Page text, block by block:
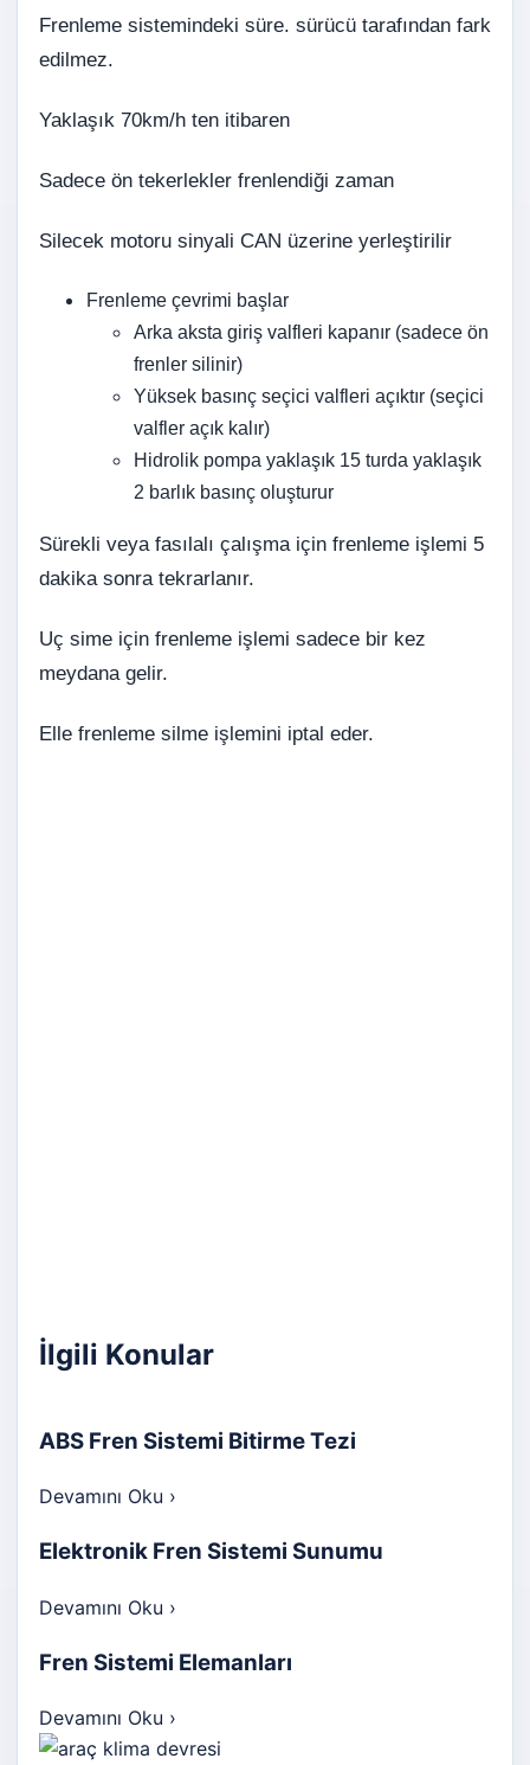
Frenleme sistemindeki süre. sürücü tarafından fark
edilmez.
Yaklaşık 70km/h ten itibaren
Sadece ön tekerlekler frenlendiği zaman
Silecek motoru sinyali CAN üzerine yerleştirilir
Frenleme çevrimi başlar
Arka aksta giriş valfleri kapanır (sadece ön
frenler silinir)
Yüksek basınç seçici valfleri açıktır (seçici
valfler açık kalır)
Hidrolik pompa yaklaşık 15 turda yaklaşık
2 barlık basınç oluşturur
Sürekli veya fasılalı çalışma için frenleme işlemi 5
dakika sonra tekrarlanır.
Uç sime için frenleme işlemi sadece bir kez
meydana gelir.
Elle frenleme silme işlemini iptal eder.
İlgili Konular
ABS Fren Sistemi Bitirme Tezi
Devamını Oku ›
Elektronik Fren Sistemi Sunumu
Devamını Oku ›
Fren Sistemi Elemanları
Devamını Oku ›